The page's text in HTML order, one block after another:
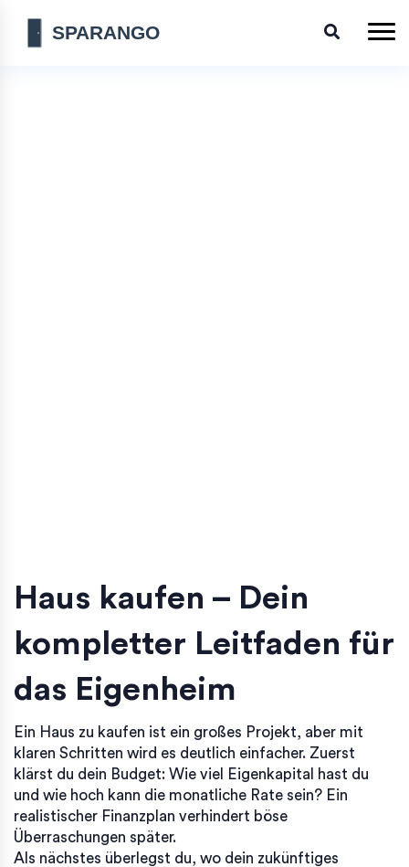
Haus kaufen – Dein
kompletter Leitfaden für
das Eigenheim
Ein Haus zu kaufen ist ein großes Projekt, aber mit
klaren Schritten wird es deutlich einfacher. Zuerst
klärst du dein Budget: Wie viel Eigenkapital hast du
und wie hoch kann die monatliche Rate sein? Ein
realistischer Finanzplan verhindert böse
Überraschungen später.
Als nächstes überlegst du, wo dein zukünftiges